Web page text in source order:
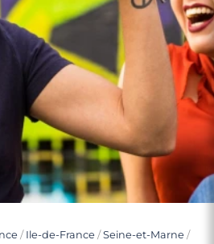
/ Ile-de-France /Seine-et-Marne /